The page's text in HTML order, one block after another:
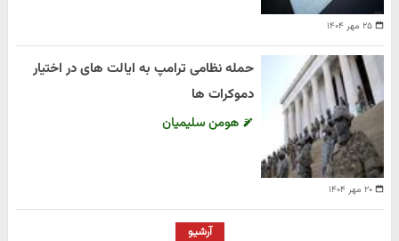
۲۵ مهر ۱۴۰۴
۲۰ مهر ۱۴۰۴
حمله نظامی ترامپ به ایالت های در اختیار
دموکرات ها
هومن سلیمیان
آرشیو